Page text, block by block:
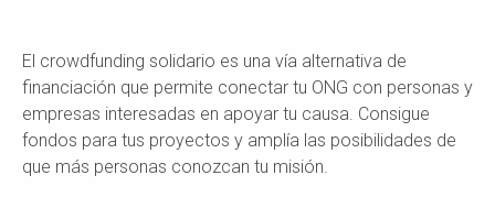
El crowdfunding solidario es una vía alternativa de
financiación que permite conectar tu ONG con personas y
empresas interesadas en apoyar tu causa. Consigue
fondos para tus proyectos y amplía las posibilidades de
que más personas conozcan tu misión.